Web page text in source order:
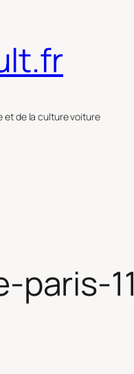
et de la culture voiture
paris-11